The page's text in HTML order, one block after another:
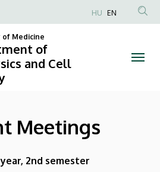
Anonim
HU EN
of Medicine
of
and Cell
Meetings
2nd semester